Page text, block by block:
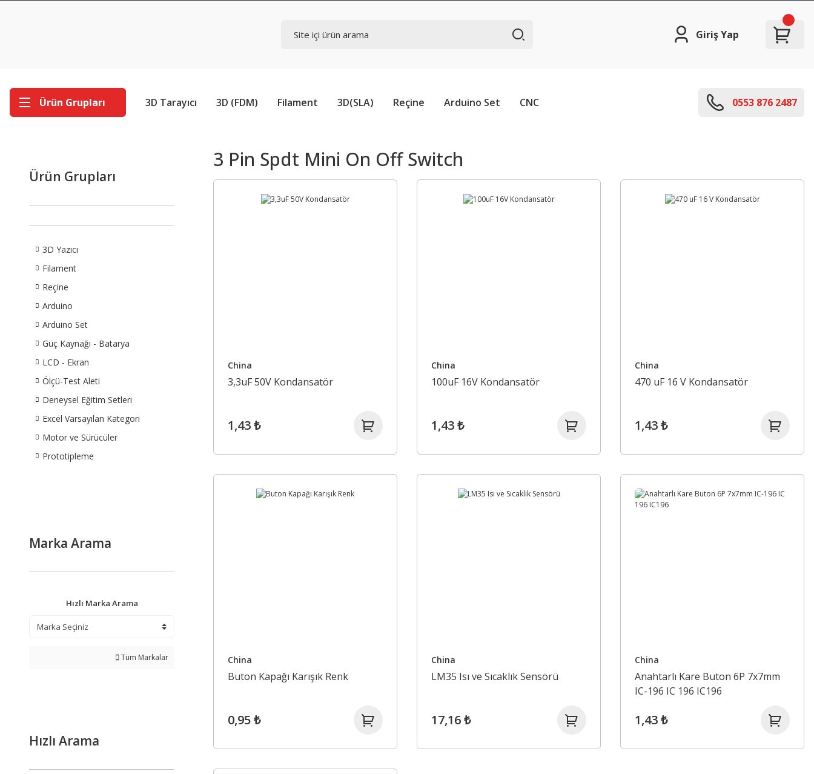
Giriş Yap
Ürün Grupları 3D Tarayıcı 3D (FDM) Filament 3D(SLA) Reçine Arduino Set CNC 0553 876 2487
Ürün Grupları
3D Yazıcı
Filament
Reçine
Arduino
Arduino Set
Güç Kaynağı - Batarya
LCD - Ekran
Ölçü-Test Aleti
Deneysel Eğitim Setleri
Excel Varsayılan Kategori
Motor ve Sürücüler
Prototipleme
Marka Arama
Hızlı Marka Arama
Tüm Markalar
Hızlı Arama
3 Pin Spdt Mini On Off Switch
China
3,3uF 50V Kondansatör
1,43 ₺
China
100uF 16V Kondansatör
1,43 ₺
China
470 uF 16 V Kondansatör
1,43 ₺
China
Buton Kapağı Karışık Renk
0,95 ₺
China
LM35 Isı ve Sıcaklık Sensörü
17,16 ₺
China
Anahtarlı Kare Buton 6P 7x7mm
IC-196 IC 196 IC196
1,43 ₺